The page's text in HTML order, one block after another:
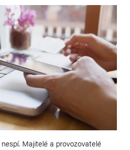
Majitelé a provozovatelé